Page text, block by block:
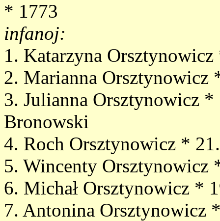
* 1773
infanoj:
1. Katarzyna
2. Marianna Orsztynowicz
3. Julianna Orsztynowicz
Bronowski
4. Roch Orsztynowicz *
5. Wincenty Orsztynowicz
6. Michał Orsztynowicz *
7. Antonina